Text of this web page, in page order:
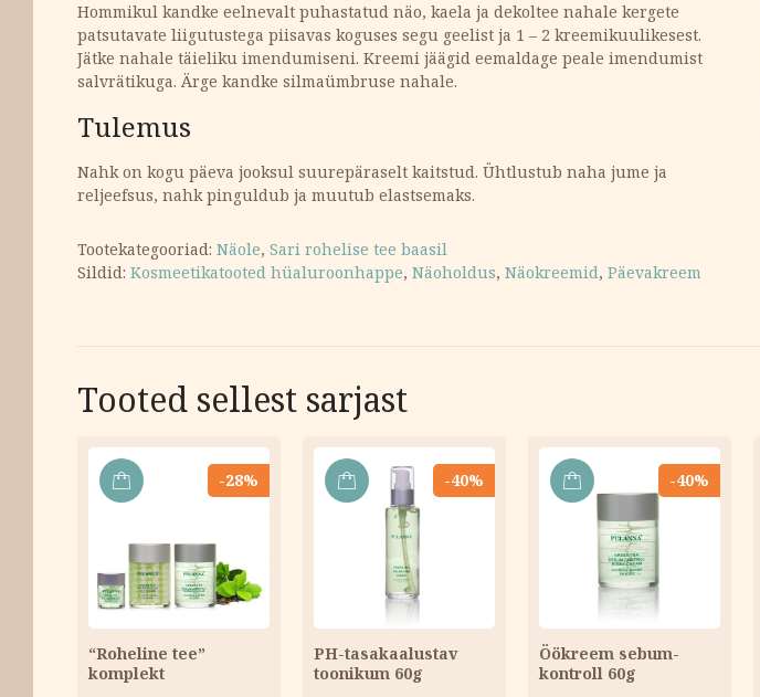
Hommikul kandke eelnevalt puhastatud näo, kaela ja dekoltee nahale kergete
patsutavate liigutustega piisavas koguses segu geelist ja 1 – 2 kreemikuulikesest.
Jätke nahale täieliku imendumiseni. Kreemi jäägid eemaldage peale imendumist
salvrätikuga. Ärge kandke silmaümbruse nahale.
Tulemus
Nahk on kogu päeva jooksul suurepäraselt kaitstud. Ühtlustub naha jume ja
reljeefsus, nahk pinguldub ja muutub elastsemaks.
Tootekategooriad: Näole, Sari rohelise tee baasil
Sildid: Kosmeetikatooted hüaluroonhappe, Näoholdus, Näokreemid, Päevakreem
Tooted sellest sarjast
-28%
“Roheline tee”
komplekt
LISA
-40%
PH-tasakaalustav
toonikum 60g
LISA
KORVI
-40%
Öökreem sebum-
kontroll 60g
LISA
KORVI